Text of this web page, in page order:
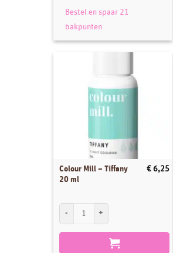
Bestel en spaar 21
bakpunten
Colour Mill – Tiffany
20 ml
€6,25